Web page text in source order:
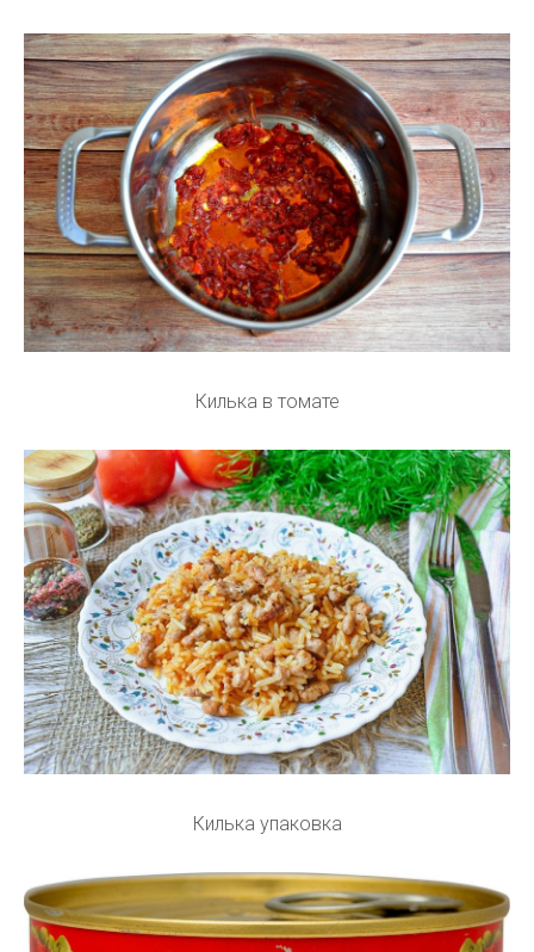
Килька в томате
Килька упаковка